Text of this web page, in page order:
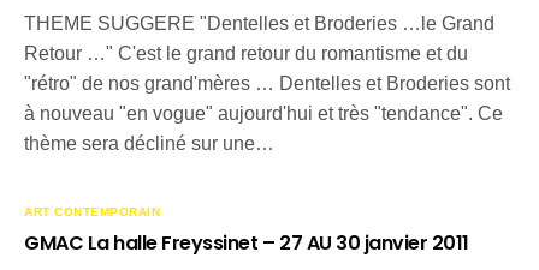
THEME SUGGERE "Dentelles et Broderies …le Grand
Retour …" C'est le grand retour du romantisme et du
"rétro" de nos grand'mères … Dentelles et Broderies sont
à nouveau "en vogue" aujourd'hui et très "tendance". Ce
thème sera décliné sur une…
ART CONTEMPORAIN
GMAC La halle Freyssinet – 27 AU 30 janvier 2011